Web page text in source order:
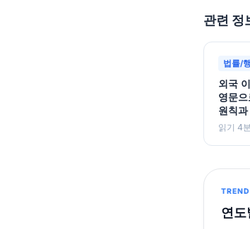
관련 정
법률/
외국
영문
원칙
읽기 4분
연도